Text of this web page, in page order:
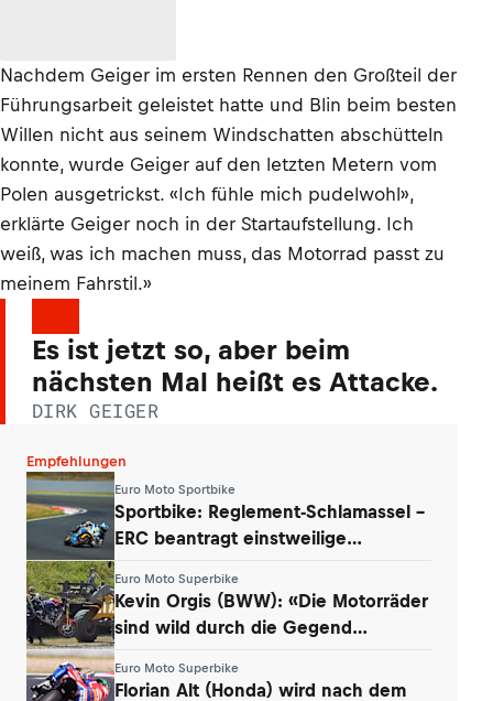
Nachdem Geiger im ersten Rennen den Großteil der
Führungsarbeit geleistet hatte und Blin beim besten
Willen nicht aus seinem Windschatten abschütteln
konnte, wurde Geiger auf den letzten Metern vom
Polen ausgetrickst. «Ich fühle mich pudelwohl»,
erklärte Geiger noch in der Startaufstellung. Ich
weiß, was ich machen muss, das Motorrad passt zu
meinem Fahrstil.»
Es ist jetzt so, aber beim
nächsten Mal heißt es Attacke.
DIRK GEIGER
Empfehlungen
Euro Moto Sportbike
Sportbike: Reglement-Schlamassel –
ERC beantragt einstweilige
Euro Moto Superbike
Kevin Orgis (BWW): «Die Motorräder
sind wild durch die Gegend
Euro Moto Superbike
Florian Alt (Honda) wird nach dem